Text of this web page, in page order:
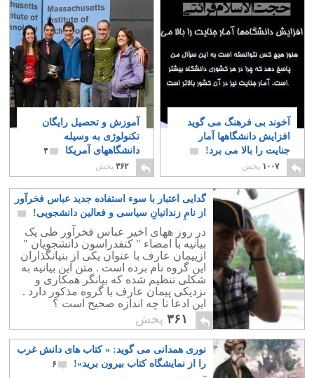
آخوند بی فرهنگ می گوید
افزایش دانشگاهها آمار
جنایت را بالا می برد!
۱۰۰۷ پخش
آموزش و تحصیل رایگان
تکنولوژی به وسیله
دانشگاههای آمریکا
۴
۳۶۲ پخش
گدایی اعتبار با سوء استفاده جدید عباس فخرآور
از نامِ زندانیانِ سیاسی و فعالین دانشجویی!
در روز ههای اخیر عباس فخرآور طی یک
بیانیه با امضاء " کنفدراسون دانشجویان "
ازپیمان عارف با عنوان یکی از بنیانگذاران
این گروه نام برده است . متن این بیانیه به
شکلی تنظیم شده که بیانگر همکاری و
نزدیکی پیمان عارف با گروه مذکور دارد .
این ادعا تا چه اندازه صحیح است ؟
۳۶۱ پخش
نوری همدانی می گوید: « کتاب های دانش غرب
را از نمایشگاه کتاب بیرون برید»!
۶